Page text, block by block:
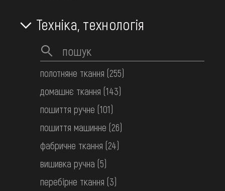
Сорочка вишита жіноча
Покуття
поч. 20 ст.
Техніка, технологія
полотняне ткання (255)
домашнє ткання (143)
пошиття ручне (101)
пошиття машинне (26)
фабричне ткання (24)
вишивка ручна (5)
перебірне ткання (3)